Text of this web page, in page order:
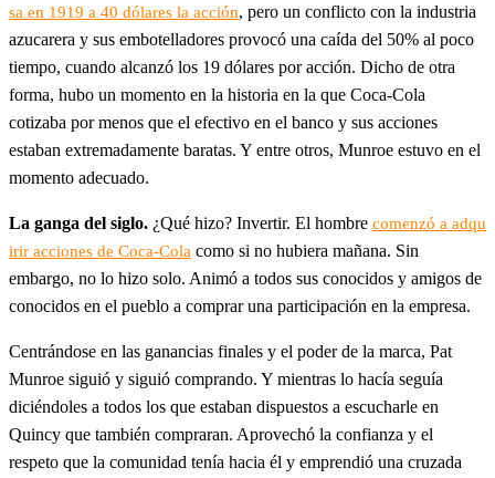
sa en 1919 a 40 dólares la acción, pero un conflicto con la industria
azucarera y sus embotelladores provocó una caída del 50% al poco
tiempo, cuando alcanzó los 19 dólares por acción. Dicho de otra
forma, hubo un momento en la historia en la que Coca-Cola
cotizaba por menos que el efectivo en el banco y sus acciones
estaban extremadamente baratas. Y entre otros, Munroe estuvo en el
momento adecuado.
La ganga del siglo. ¿Qué hizo? Invertir. El hombre comenzó a adqu
irir acciones de Coca-Cola como si no hubiera mañana. Sin
embargo, no lo hizo solo. Animó a todos sus conocidos y amigos de
conocidos en el pueblo a comprar una participación en la empresa.
Centrándose en las ganancias finales y el poder de la marca, Pat
Munroe siguió y siguió comprando. Y mientras lo hacía seguía
diciéndoles a todos los que estaban dispuestos a escucharle en
Quincy que también compraran. Aprovechó la confianza y el
respeto que la comunidad tenía hacia él y emprendió una cruzada